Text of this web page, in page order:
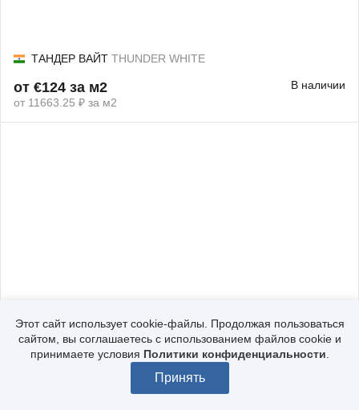
Этот сайт использует cookie-файлы. Продолжая пользоваться
сайтом, вы соглашаетесь с использованием файлов cookie и
принимаете условия Политики конфиденциальности
Принять
ТАНДЕР ВАЙТ THUNDER WHITE
от €124 за м2
от 11663.25 ₽ за м2
В наличии
АБСОЛЮТ БЛЭК ABSOLUTE BLACK LEATHER
от €198 за м2
от 18623.58 ₽ за м2
Под заказ